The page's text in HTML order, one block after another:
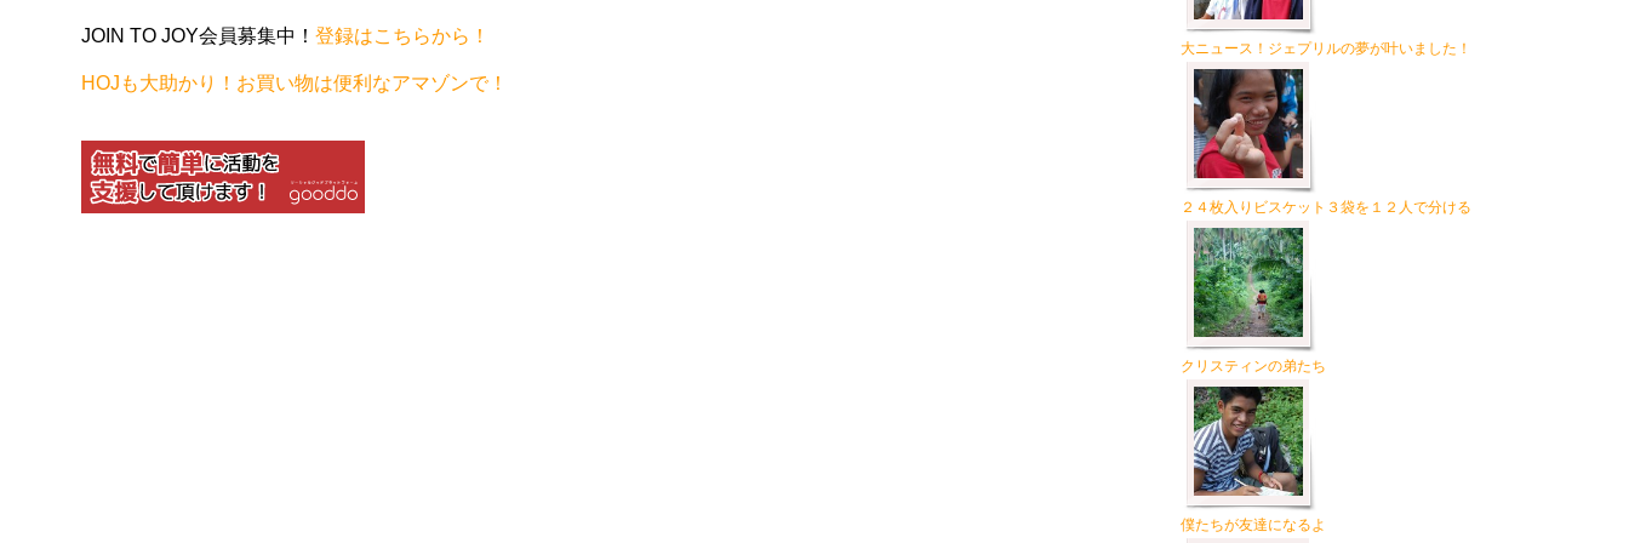
JOIN TO JOY会員募集中！登録はこちらから！
HOJも大助かり！お買い物は便利なアマゾンで！
大ニュース！ジェプリルの夢が叶いました！
２４枚入りビスケット３袋を１２人で分ける
クリスティンの弟たち
僕たちが友達になるよ